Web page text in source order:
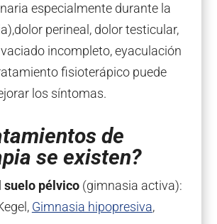
especialmente durante la
perineal, dolor testicular,
incompleto, eyaculación
fisioterápico puede
los síntomas.
de
se existen?
suelo pélvico(gimnasia activa):
Gimnasia hipopresiva,